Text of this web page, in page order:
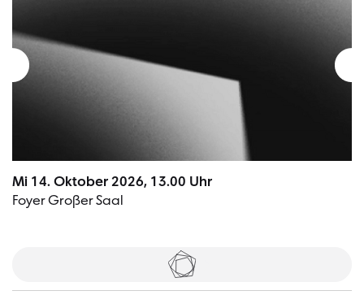
Mi 14. Oktober 2026, 13.00 Uhr
Foyer Großer Saal
Tickets